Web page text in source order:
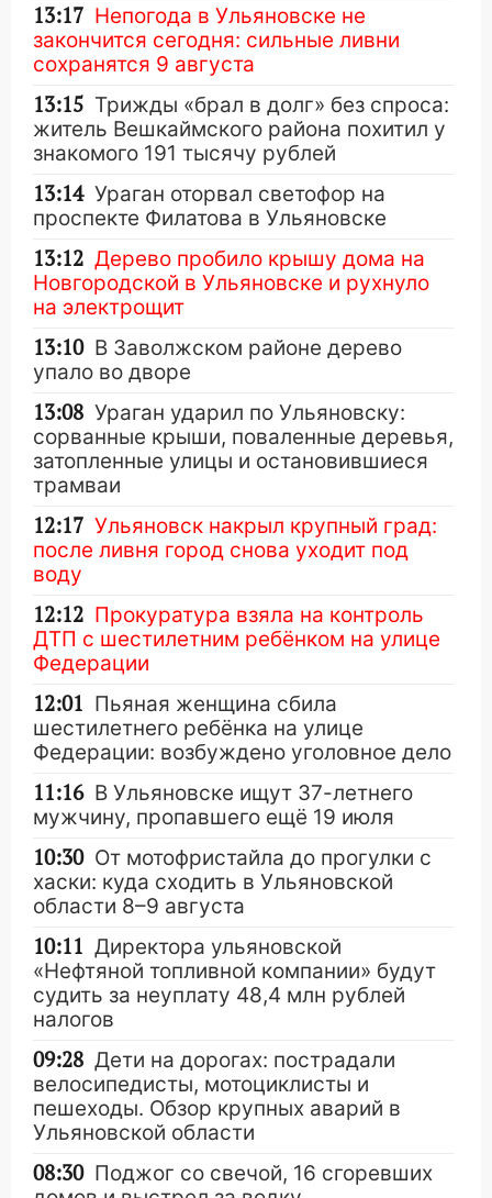
13:17 Непогода в Ульяновске не
закончится сегодня: сильные ливни
сохранятся 9 августа
13:15 Трижды «брал в долг» без спроса:
житель Вешкаймского района похитил у
знакомого 191 тысячу рублей
13:14 Ураган оторвал светофор на
проспекте Филатова в Ульяновске
13:12 Дерево пробило крышу дома на
Новгородской в Ульяновске и рухнуло
на электрощит
13:10 В Заволжском районе дерево
упало во дворе
13:08 Ураган ударил по Ульяновску:
сорванные крыши, поваленные деревья,
затопленные улицы и остановившиеся
трамваи
12:17 Ульяновск накрыл крупный град:
после ливня город снова уходит под
воду
12:12 Прокуратура взяла на контроль
ДТП с шестилетним ребёнком на улице
Федерации
12:01 Пьяная женщина сбила
шестилетнего ребёнка на улице
Федерации: возбуждено уголовное дело
11:16 В Ульяновске ищут 37-летнего
мужчину, пропавшего ещё 19 июля
10:30 От мотофристайла до прогулки с
хаски: куда сходить в Ульяновской
области 8–9 августа
10:11 Директора ульяновской
«Нефтяной топливной компании» будут
судить за неуплату 48,4 млн рублей
налогов
09:28 Дети на дорогах: пострадали
велосипедисты, мотоциклисты и
пешеходы. Обзор крупных аварий в
Ульяновской области
08:30 Поджог со свечой, 16 сгоревших